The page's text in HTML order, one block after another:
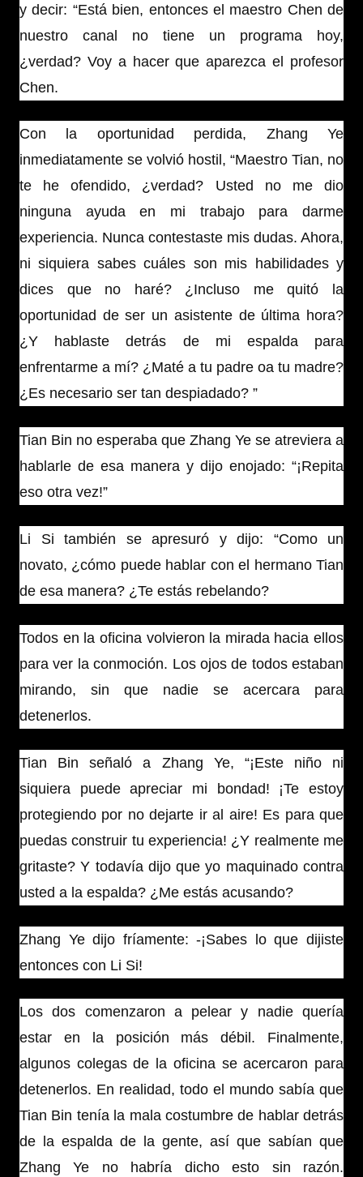
y decir: “Está bien, entonces el maestro Chen de
nuestro canal no tiene un programa hoy,
¿verdad? Voy a hacer que aparezca el profesor
Chen.
Con la oportunidad perdida, Zhang Ye
inmediatamente se volvió hostil, “Maestro Tian, ​​no
te he ofendido, ¿verdad? Usted no me dio
ninguna ayuda en mi trabajo para darme
experiencia. Nunca contestaste mis dudas. Ahora,
ni siquiera sabes cuáles son mis habilidades y
dices que no haré? ¿Incluso me quitó la
oportunidad de ser un asistente de última hora?
¿Y hablaste detrás de mi espalda para
enfrentarme a mí? ¿Maté a tu padre oa tu madre?
¿Es necesario ser tan despiadado? ”
Tian Bin no esperaba que Zhang Ye se atreviera a
hablarle de esa manera y dijo enojado: “¡Repita
eso otra vez!”
Li Si también se apresuró y dijo: “Como un
novato, ¿cómo puede hablar con el hermano Tian
de esa manera? ¿Te estás rebelando?
Todos en la oficina volvieron la mirada hacia ellos
para ver la conmoción. Los ojos de todos estaban
mirando, sin que nadie se acercara para
detenerlos.
Tian Bin señaló a Zhang Ye, “¡Este niño ni
siquiera puede apreciar mi bondad! ¡Te estoy
protegiendo por no dejarte ir al aire! Es para que
puedas construir tu experiencia! ¿Y realmente me
gritaste? Y todavía dijo que yo maquinado contra
usted a la espalda? ¿Me estás acusando?
Zhang Ye dijo fríamente: -¡Sabes lo que dijiste
entonces con Li Si!
Los dos comenzaron a pelear y nadie quería
estar en la posición más débil. Finalmente,
algunos colegas de la oficina se acercaron para
detenerlos. En realidad, todo el mundo sabía que
Tian Bin tenía la mala costumbre de hablar detrás
de la espalda de la gente, así que sabían que
Zhang Ye no habría dicho esto sin razón.